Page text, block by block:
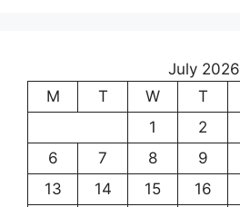
July 2026
M
T W T
1
2
6
7 8 9
13
14 15 16